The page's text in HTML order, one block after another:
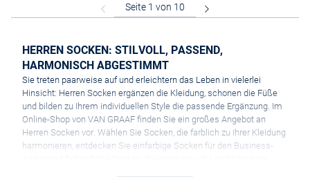
HERREN SOCKEN: STILVOLL, PASSEND,
HARMONISCH ABGESTIMMT
Sie treten paarweise auf und erleichtern das Leben in vielerlei
Hinsicht: Herren Socken ergänzen die Kleidung, schonen die Füße
und bilden zu Ihrem individuellen Style die passende Ergänzung. Im
Online-Shop von VAN GRAAF finden Sie ein großes Angebot an
Herren Socken vor. Wählen Sie Socken, die farblich zu Ihrer Kleidung
harmonieren, entdecken Sie einfarbige Socken für den Business-